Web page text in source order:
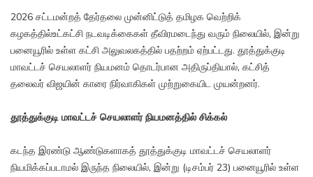
2026 சட்டமன்றத் தேர்தலை முன்னிட்டுத் தமிழக வெற்றிக்
கழகத்தில்உட்கட்சி நடவடிக்கைகள் தீவிரமடைந்து வரும் நிலையில், இன்று
பனையூரில் உள்ள கட்சி அலுவலகத்தில் பதற்றம் ஏற்பட்டது. தூத்துக்குடி
மாவட்டச் செயலாளர் நியமனம் தொடர்பான அதிருப்தியால், கட்சித்
தலைவர் விஜயின் காரை நிர்வாகிகள் முற்றுகையிட முயன்றனர்.
தூத்துக்குடி மாவட்டச் செயலாளர் நியமனத்தில் சிக்கல்
கடந்த இரண்டு ஆண்டுகளாகத் தூத்துக்குடி மாவட்டச் செயலாளர்
நியமிக்கப்படாமல் இருந்த நிலையில், இன்று (டிசம்பர் 23) பனையூரில் உள்ள